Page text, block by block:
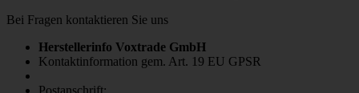
Bei Fragen kontaktieren Sie uns
Herstellerinfo Voxtrade GmbH
Kontaktinformation gem. Art. 19 EU GPSR
Postanschrift: